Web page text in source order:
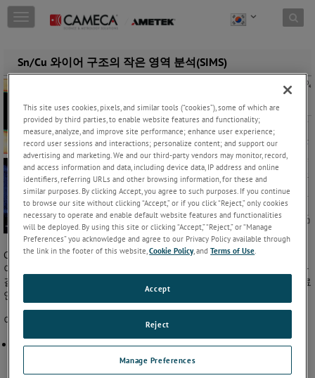
Skip to content
T
o
g
l
a
v
g
a
o
n
Sn/Cu 와이어 구조의 작은 영역 분석(SIMS)
CAMECAIMS 7f-Auto 는 높은 (서브 마이크론) 측면 분해능을 제공하며,
이는 재료 분석에 매우 유용합니다. 이 장비의 탁월한 이미징 기능은 다
결정 시료의 확산 현상, 합금의 표면 이미징 등과 같은 매우 다양한 재료
연구에 적용됩니다.
이온 이미징에는 두 가지 작동 모드가 사용 가능합니다.
다른 모든 이온 질량분석기에 비해 천 배까지 빠르게 이미지를 획득
하는 직접 이온 이미징(“Microscope”) 모드(모든 픽셀이 동시에 획득
됨). "큰" 영역 매핑을 위해 최적화됨.
This site uses cookies, pixels, and similar tools (“cookies”), some of which are
provided by third parties, to enable website features and functionality;
measure, analyze, and improve site performance; enhance user experience;
record user sessions and interactions; personalize content; and support our
advertising and marketing. We and our third-party vendors may monitor, record,
and access information and data, including device data, IP address and online
identifiers, referring URLs and other browsing information, for these and
similar purposes. By clicking Accept, you agree to such purposes. If you continue
to browse our site without clicking “Accept,” or if you click “Reject,” only cookies
necessary to operate and enable default website features and functionalities
will be deployed. By using this site or clicking “Accept,” “Reject,” or “Manage
Preferences” you acknowledge and agree to our Privacy Policy available through
the link in the footer of this website,Cookie Policy, andTerms of Use
Manage Preferences
Reject
Accept